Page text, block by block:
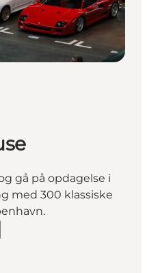
gå på opdagelse i
med 300 klassiske
House on_map